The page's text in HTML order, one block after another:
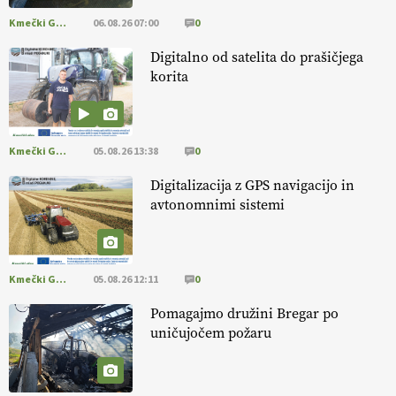
#IMCAP #CAP https://t.co/xp1oihBDaJ
[EKOloško = LOGIČNO
v tujini
. Zato je ekološka pridelava odlična priložnost za slovenske
vinarje
. VEČ
https://t.co/XAe9EbeAbK @EUAgri #IMCAP #CAP
https://t.co/01qpoeLyNP
[EKOloško = LOGIČNO
kmetijstva in uspešno prenovo kmetij
https://t.co/RRn8unbwXp @EUAgri #IMCAP #CAP
https://t.co/mnLHFv2VuP
[EKOloško = LOGIČNO
, okolje
in kakovostna jajca
@EUAgri #IMCAP #CAP https://t.co/a1xatzEeid
Kmečki Glas 06.08.26 07:00 0
Digitalno od satelita do prašičjega
korita
Kmečki Glas 05.08.26 13:38 0
Digitalizacija z GPS navigacijo in
avtonomnimi sistemi
Kmečki Glas 05.08.26 12:11 0
Pomagajmo družini Bregar po
uničujočem požaru